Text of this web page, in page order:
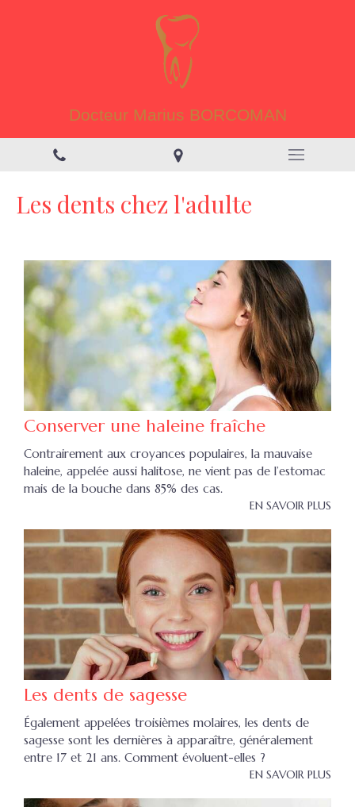
Docteur Marius BORCOMAN
Les dents chez l'adulte
Conserver une haleine fraîche
Contrairement aux croyances populaires, la mauvaise
haleine, appelée aussi halitose, ne vient pas de l’estomac
mais de la bouche dans 85% des cas.
EN SAVOIR PLUS
Les dents de sagesse
Également appelées troisièmes molaires, les dents de
sagesse sont les dernières à apparaître, généralement
entre 17 et 21 ans. Comment évoluent-elles ?
EN SAVOIR PLUS